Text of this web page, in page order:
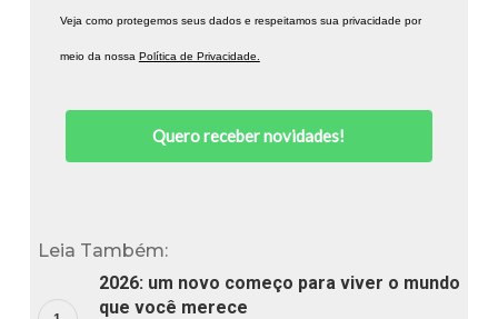
Veja como protegemos seus dados e respeitamos sua privacidade por
meio da nossa Política de Privacidade.
Quero receber novidades!
Leia Também:
2026: um novo começo para viver o mundo
que você merece